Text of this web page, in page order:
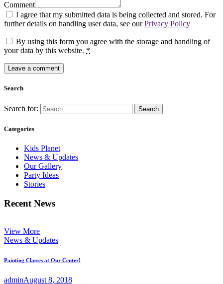
Comment
I agree that my submitted data is being collected and stored. For
further details on handling user data, see ourPrivacy Policy
By using this form you agree with the storage and handling of
your data by this website. *
Search
Search for:
Categories
Kids Planet
News & Updates
Our Gallery
Party Ideas
Stories
Recent News
View More
News & Updates
Painting Classes at Our Center!
adminAugust 8, 2018